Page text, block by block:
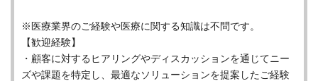
※医療業界のご経験や医療に関する知識は不問です。
【歓迎経験】
・顧客に対するヒアリングやディスカッションを通じてニー
ズや課題を特定し、最適なソリューションを提案したご経験